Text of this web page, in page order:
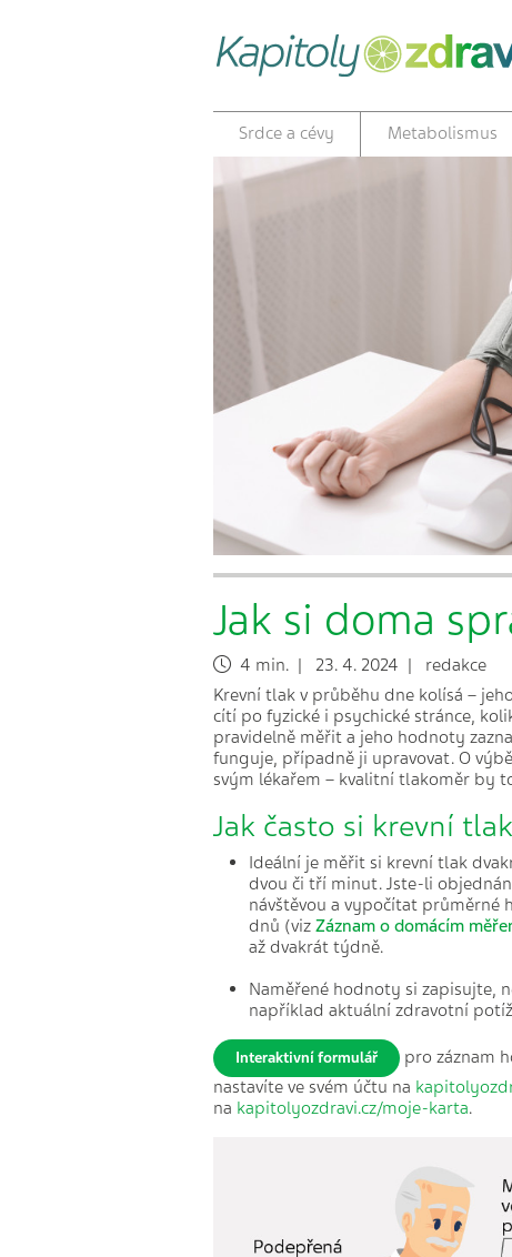
Srdce a cévy Metabolismus
Jak si doma
4 min. | 23. 4. 2024 | redakce
Krevní tlak v průběhu dne kolísá –
cítí po fyzické i psychické stránce,
pravidelně měřit a jeho hodnoty
funguje, případně ji upravovat. O
svým lékařem – kvalitní tlakoměr by
Jak často si krevní
Ideální je měřit si krevní tlak
dvou či tří minut. Jste-li
návštěvou a vypočítat průměrné
dnů (viz Záznam o domácím
až dvakrát týdně.
Naměřené hodnoty si zapisujte,
například aktuální zdravotní
Interaktivní formulář
pro záznam
nastavíte ve svém účtu na
na kapitolyozdravi.cz/moje-karta.